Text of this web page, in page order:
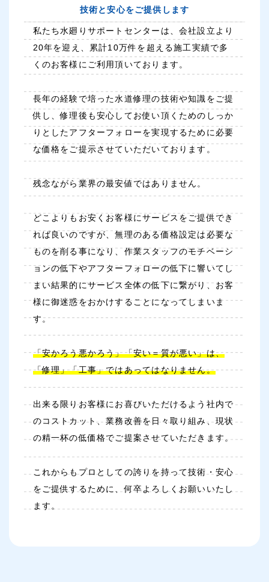
技術と安心をご提供します
私たち水廻りサポートセンターは、会社設立より
20年を迎え、累計10万件を超える施工実績で多
くのお客様にご利用頂いております。
長年の経験で培った水道修理の技術や知識をご提
供し、修理後も安心してお使い頂くためのしっか
りとしたアフターフォローを実現するために必要
な価格をご提示させていただいております。
残念ながら業界の最安値ではありません。
どこよりもお安くお客様にサービスをご提供でき
れば良いのですが、無理のある価格設定は必要な
ものを削る事になり、作業スタッフのモチベーシ
ョンの低下やアフターフォローの低下に響いてし
まい結果的にサービス全体の低下に繋がり、お客
様に御迷惑をおかけすることになってしまいま
す。
「安かろう悪かろう」「安い＝質が悪い」は、
「修理」「工事」ではあってはなりません。
出来る限りお客様にお喜びいただけるよう社内で
のコストカット、業務改善を日々取り組み、現状
の精一杯の低価格でご提案させていただきます。
これからもプロとしての誇りを持って技術・安心
をご提供するために、何卒よろしくお願いいたし
ます。